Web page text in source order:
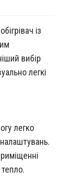
із
вибір
легкі
легко